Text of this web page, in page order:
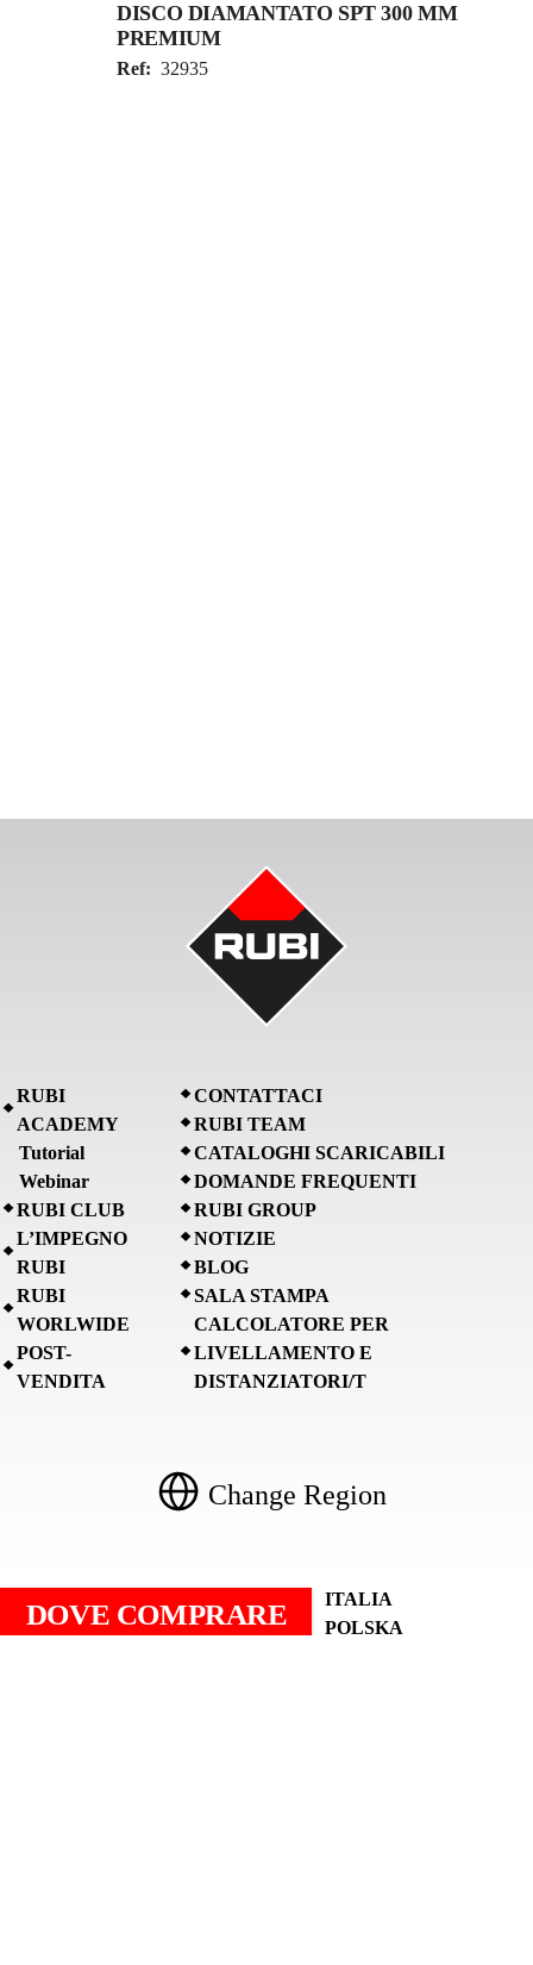
DISCO DIAMANTATO SPT 300 MM
PREMIUM
Ref: 32935
DOVE COMPRARE
RUBI
ACADEMY
Tutorial
Webinar
RUBI CLUB
L’IMPEGNO
RUBI
RUBI
WORLWIDE
POST-
VENDITA
CONTATTACI
RUBI TEAM
CATALOGHI SCARICABILI
DOMANDE FREQUENTI
RUBI GROUP
NOTIZIE
BLOG
SALA STAMPA
CALCOLATORE PER
LIVELLAMENTO E
DISTANZIATORI/T
Change Region
ASIA PACIFIC
ITALIA
POLSKA